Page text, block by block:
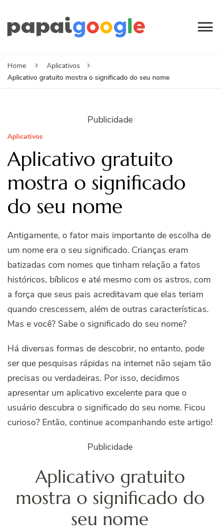
Home
Aplicativos
Aplicativo gratuito mostra o significado do seu nome
Publicidade
Aplicativos
Aplicativo gratuito
mostra o significado
do seu nome
Antigamente, o fator mais importante de escolha de
um nome era o seu significado. Crianças eram
batizadas com nomes que tinham relação a fatos
históricos, bíblicos e até mesmo com os astros, com
a força que seus pais acreditavam que elas teriam
quando crescessem, além de outras características.
Mas e você? Sabe o significado do seu nome?
Há diversas formas de descobrir, no entanto, pode
ser que pesquisas rápidas na internet não sejam tão
precisas ou verdadeiras. Por isso, decidimos
apresentar um aplicativo excelente para que o
usuário descubra o significado do seu nome. Ficou
curioso? Então, continue acompanhando este artigo!
Publicidade
Aplicativo gratuito
mostra o significado do
seu nome